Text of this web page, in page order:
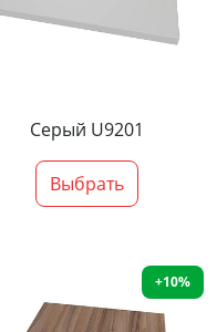
Серый U9201
Выбрать
+10%